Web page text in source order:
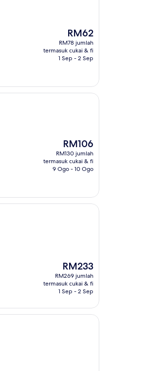
Harga
ialah
RM62
RM62
RM78 jumlah
termasuk cukai & fi
1 Sep - 2 Sep
Harga
ialah
RM106
RM106
RM130 jumlah
termasuk cukai & fi
9 Ogo - 10 Ogo
Harga
ialah
RM233
RM233
RM269 jumlah
termasuk cukai & fi
1 Sep - 2 Sep